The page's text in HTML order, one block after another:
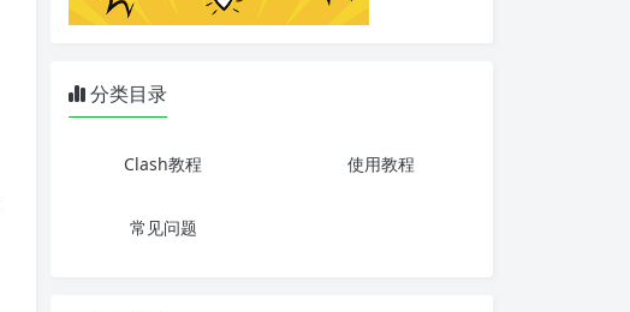
分类目录
Clash教程 使用教程
常见问题